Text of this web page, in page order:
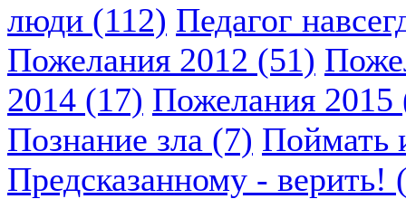
люди (112) Педагог
Пожелания 2012 (51)
2014 (17) Пожелания 2015
Познание зла (7) Поймать
Предсказанному - верить!